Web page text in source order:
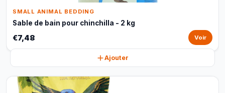
SMALL ANIMAL BEDDING
Sable de bain pour chinchilla - 2 kg
€7,48 Voir
Ajouter